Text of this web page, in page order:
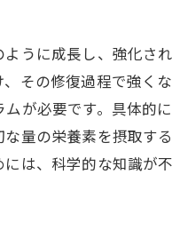
うに成長し、強化さ
その修復過程で強く
が必要です。具体的
量の栄養素を摂取す
は、科学的な知識が